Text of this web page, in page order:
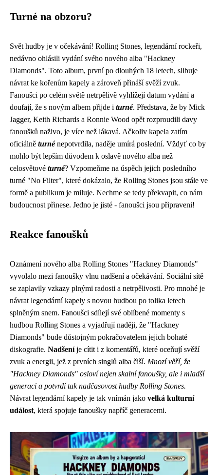
Turné na obzoru?
Svět hudby je v očekávání! Rolling Stones, legendární rockeři,
nedávno ohlásili vydání svého nového alba "Hackney
Diamonds". Toto album, první po dlouhých 18 letech, slibuje
návrat ke kořenům kapely a zároveň přináší svěží zvuk.
Fanoušci po celém světě netrpělivě vyhlížejí datum vydání a
doufají, že s novým albem přijde i turné. Představa, že by Mick
Jagger, Keith Richards a Ronnie Wood opět rozproudili davy
fanoušků naživo, je více než lákavá. Ačkoliv kapela zatím
oficiálně turnénepotvrdila, naděje umírá poslední. Vždyť co by
mohlo být lepším důvodem k oslavě nového alba než
celosvětové turné? Vzpomeňme na úspěch jejich posledního
turné "No Filter", které dokázalo, že Rolling Stones jsou stále ve
formě a publikum je miluje. Nechme se tedy překvapit, co nám
budoucnost přinese. Jedno je jisté - fanoušci jsou připraveni!
Reakce fanoušků
Oznámení nového alba Rolling Stones "Hackney Diamonds"
vyvolalo mezi fanoušky vlnu nadšení a očekávání. Sociální sítě
se zaplavily vzkazy plnými radosti a netrpělivosti. Pro mnohé je
návrat legendární kapely s novou hudbou po tolika letech
splněným snem. Fanoušci sdílejí své oblíbené momenty s
hudbou Rolling Stones a vyjadřují naději, že "Hackney
Diamonds" bude důstojným pokračovatelem jejich bohaté
diskografie. Nadšeníje cítit i z komentářů, které oceňují svěží
zvuk a energii, jež z prvních singlů alba čiší. Mnozí věří, že
"Hackney Diamonds" osloví nejen skalní fanoušky, ale i mladší
generaci a potvrdí tak nadčasovost hudby Rolling Stones.
Návrat legendární kapely je tak vnímán jako velká kulturní
událost, která spojuje fanoušky napříč generacemi.